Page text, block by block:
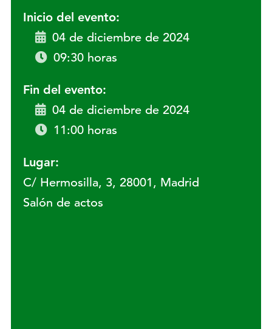
Inicio del evento:
04 de diciembre de 2024
09:30 horas
Fin del evento:
04 de diciembre de 2024
11:00 horas
Lugar:
C/ Hermosilla, 3, 28001, Madrid
Salón de actos